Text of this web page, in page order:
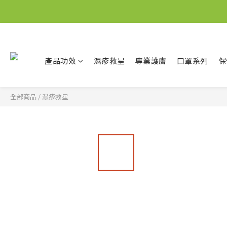
產品功效 濕疹救星 專業護膚 口罩系列
全部商品 /濕疹救星